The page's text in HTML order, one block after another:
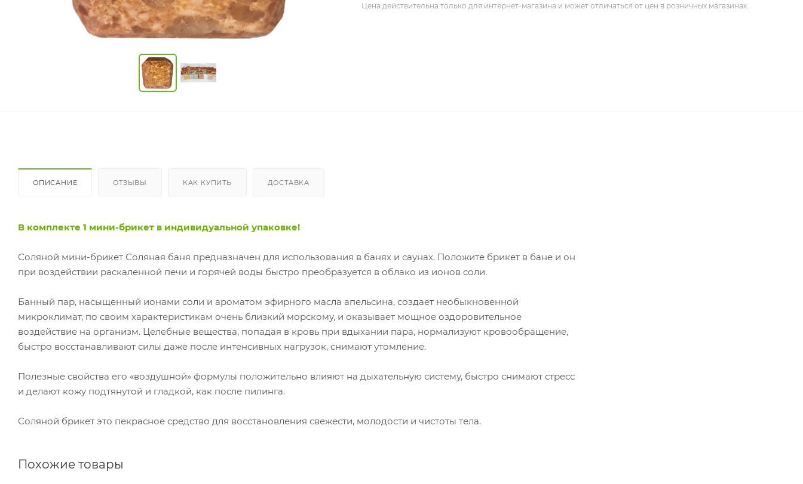
Цена действительна только для интернет-магазина и может отличаться от цен в розничных магазинах
ОПИСАНИЕ ОТЗЫВЫ КАК КУПИТЬ ДОСТАВКА
В комплекте 1 мини-брикет в индивидуальной упаковке!
Соляной мини-брикет Соляная баня предназначен для использования в банях и саунах. Положите брикет в бане и он
при воздействии раскаленной печи и горячей воды быстро преобразуется в облако из ионов соли.
Банный пар, насыщенный ионами соли и ароматом эфирного масла апельсина, создает необыкновенной
микроклимат, по своим характеристикам очень близкий морскому, и оказывает мощное оздоровительное
воздействие на организм. Целебные вещества, попадая в кровь при вдыхании пара, нормализуют кровообращение,
быстро восстанавливают силы даже после интенсивных нагрузок, снимают утомление.
Полезные свойства его «воздушной» формулы положительно влияют на дыхательную систему, быстро снимают стресс
и делают кожу подтянутой и гладкой, как после пилинга.
Соляной брикет это пекрасное средство для восстановления свежести, молодости и чистоты тела.
Похожие товары